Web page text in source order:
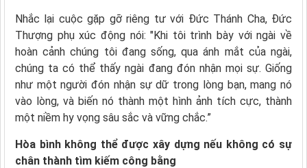
Nhắc lại cuộc gặp gỡ riêng tư với Đức Thánh Cha, Đức
Thượng phụ xúc động nói: "Khi tôi trình bày với ngài về
hoàn cảnh chúng tôi đang sống, qua ánh mắt của ngài,
chúng ta có thể thấy ngài đang đón nhận mọi sự. Giống
như một người đón nhận sự dữ trong lòng bạn, mang nó
vào lòng, và biến nó thành một hình ảnh tích cực, thành
một niềm hy vọng sâu sắc và vững chắc.”
Hòa bình không thể được xây dựng nếu không có sự
chân thành tìm kiếm công bằng